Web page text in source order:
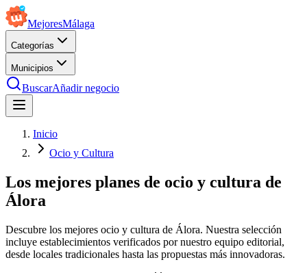
MejoresMálaga
Categorías
Municipios
BuscarAñadir negocio
Inicio
Ocio y Cultura
Los mejores planes de ocio y cultura de
Álora
Descubre los mejores ocio y cultura de Álora. Nuestra selección
incluye establecimientos verificados por nuestro equipo editorial,
desde locales tradicionales hasta las propuestas más innovadoras.